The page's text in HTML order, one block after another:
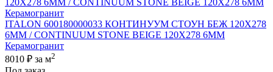
ITALON 600180000033 КОНТИНУУМ СТОУН БЕЖ 120X278
6ММ / CONTINUUM STONE BEIGE 120X278 6MM
Керамогранит
8010 ₽ за м2